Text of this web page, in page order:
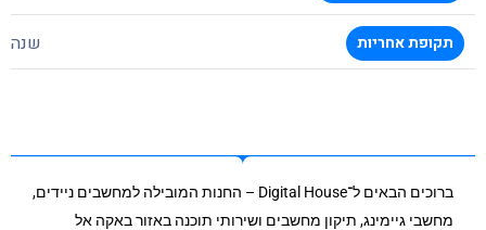
תקופת אחריות שנה
ברוכים הבאים ל־Digital House – החנות המובילה למחשבים ניידים,
מחשבי גיימינג, תיקון מחשבים ושירותי תוכנה באזור באקה אל